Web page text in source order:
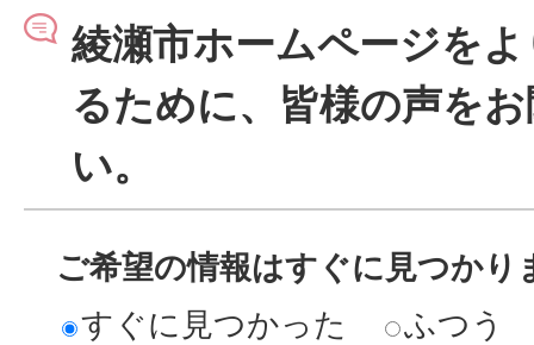
綾瀬市ホームページを
るために、皆様の声を
い。
ご希望の情報はすぐに見つかり
すぐに見つかった
ふつう